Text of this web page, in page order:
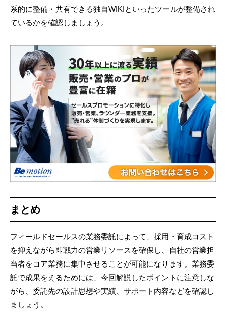
系的に整備・共有できる独自WIKIといったツールが整備され
ているかを確認しましょう。
まとめ
フィールドセールスの業務委託によって、採用・育成コスト
を抑えながら即戦力の営業リソースを確保し、自社の営業担
当者をコア業務に集中させることが可能になります。業務委
託で成果をえるためには、今回解説したポイントに注意しな
がら、委託先の設計思想や実績、サポート内容などを確認し
ましょう。